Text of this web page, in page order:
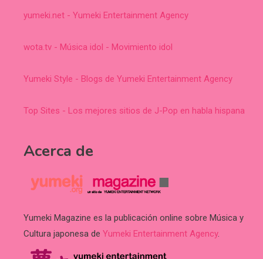
yumeki.net - Yumeki Entertainment Agency
wota.tv - Música idol - Movimiento idol
Yumeki Style - Blogs de Yumeki Entertainment Agency
Top Sites - Los mejores sitios de J-Pop en habla hispana
Acerca de
Yumeki Magazine es la publicación online sobre Música y
Cultura japonesa de Yumeki Entertainment Agency.